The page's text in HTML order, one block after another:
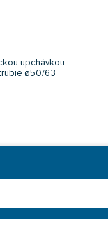
upchávkou.
ø50/63